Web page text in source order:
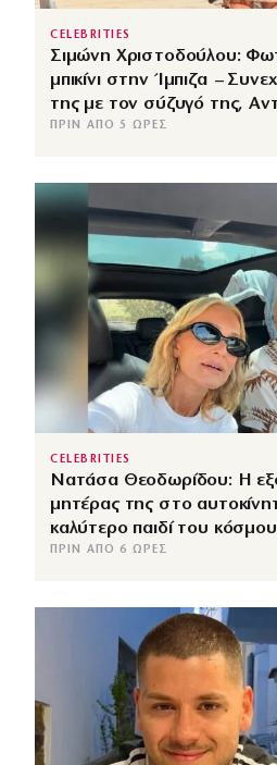
CELEBRITIES
Σιμώνη Χριστοδούλου:
μπικίνι στην Ίμπιζα –
της με τον σύζυγό της,
ΠΡΙΝ ΑΠΌ 5 ΏΡΕΣ
CELEBRITIES
Νατάσα Θεοδωρίδου: Η
μητέρας της στο
καλύτερο παιδί του
ΠΡΙΝ ΑΠΌ 6 ΏΡΕΣ